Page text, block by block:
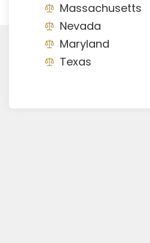
Massachusetts
Nevada
Maryland
Texas